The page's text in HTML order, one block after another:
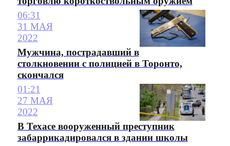
06:31
31 МАЯ
2022
Мужчина, пострадавший в
столкновении с полицией в Торонто,
скончался
01:21
27 МАЯ
2022
В Техасе вооруженный преступник
забаррикадировался в здании школы